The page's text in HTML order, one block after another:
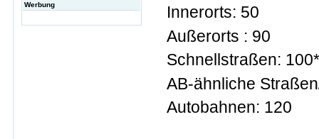
Werbung
Innerorts: 50
Außerorts : 90
Schnellstraßen: 100*
AB-ähnliche
Autobahnen: 120